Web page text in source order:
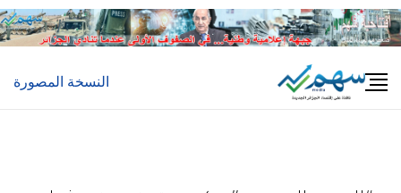
Skip
to
النسخة المصورة